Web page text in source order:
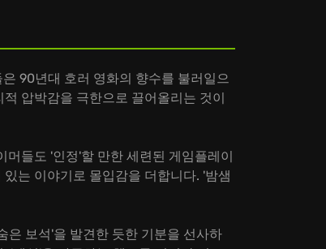
90년대 호러 영화의 향수를 불러일으
압박감을 극한으로 끌어올리는 것이
들도 '인정'할 만한 세련된 게임플레이
는 이야기로 몰입감을 더합니다. '밤샘
은 보석'을 발견한 듯한 기분을 선사하